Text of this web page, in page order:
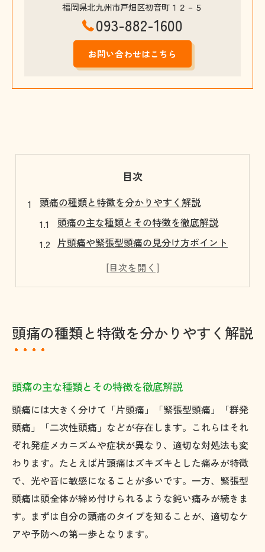
福岡県北九州市戸畑区初音町１２－５
093-882-1600
お問い合わせはこちら
目次
頭痛の種類と特徴を分かりやすく解説
頭痛の主な種類とその特徴を徹底解説
片頭痛や緊張型頭痛の見分け方ポイント
群発頭痛など特殊な頭痛の症状を知る
やばい頭痛とそうでない頭痛の違いとは
北九州市で頭痛に悩む方への対策案内
頭痛外来の口コミや評判を活用する方法
アクセスしやすい頭痛専門外来の特徴
頭痛外来の診療内容と相談ポイント
評判の良い脳神経外科の選び方を解説
頭痛相談なら北九州市の医療機関へ
自分に合う頭痛対処法を見つけるヒント
頭痛の種類別おすすめ対処法を紹介
市販薬と専門治療の使い分けのコツ
頭痛の種類と特徴を分かりやすく解説
頭痛の主な種類とその特徴を徹底解説
頭痛には大きく分けて「片頭痛」「緊張型頭痛」「群発
頭痛」「二次性頭痛」などが存在します。これらはそれ
ぞれ発症メカニズムや症状が異なり、適切な対処法も変
わります。たとえば片頭痛はズキズキとした痛みが特徴
で、光や音に敏感になることが多いです。一方、緊張型
頭痛は頭全体が締め付けられるような鈍い痛みが続きま
す。まずは自分の頭痛のタイプを知ることが、適切なケ
アや予防への第一歩となります。